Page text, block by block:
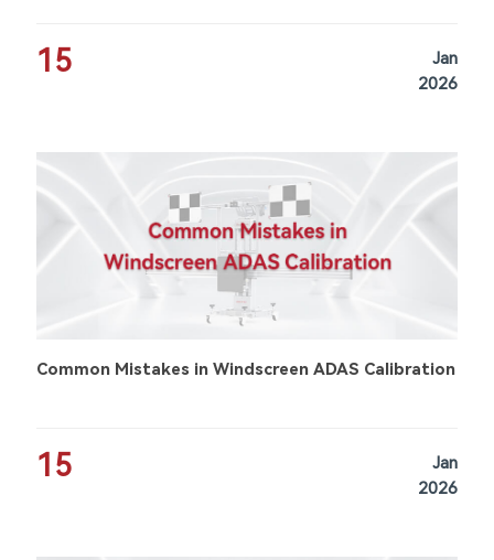
15
Jan
2026
Common Mistakes in Windscreen ADAS Calibration
15
Jan
2026